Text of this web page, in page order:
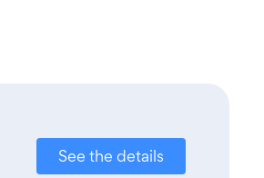
See the details